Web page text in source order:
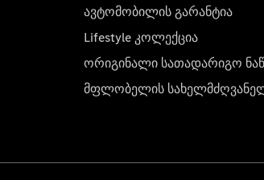
ავტომობილის გარანტია
Lifestyle კოლექცია
ორიგინალი სათადარიგო
მფლობელის